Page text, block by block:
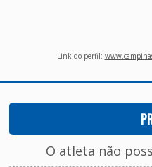
Link do perfil:
O atleta não